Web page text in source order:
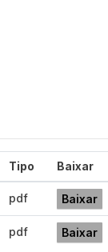
Tipo Baixar
pdf Baixar
pdf Baixar